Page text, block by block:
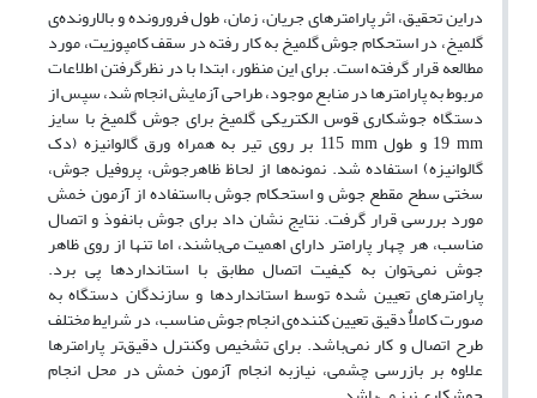
دراین تحقیق، اثر پارامترهای جریان، زمان، طول فرورونده و بالارونده‌ی
گلمیخ، در استحکام جوش گلمیخ به کار رفته در سقف کامپوزیت، مورد
مطالعه قرار گرفته است. برای این منظور، ابتدا با در نظرگرفتن اطلاعات
مربوط به پارامترها در منابع موجود، طراحی آزمایش انجام شد، سپس از
دستگاه جوشکاری قوس الکتریکی گلمیخ برای جوش گلمیخ با سایز
mm19 و طول mm 115 بر روی تیر به همراه ورق گالوانیزه (دک
گالوانیزه) استفاده شد. نمونه‌ها از لحاظ ظاهرجوش، پروفیل جوش،
سختی سطح مقطع جوش و استحکام جوش بااستفاده از آزمون خمش
مورد بررسی قرار گرفت. نتایج نشان داد برای جوش بانفوذ و اتصال
مناسب، هر چهار پارامتر دارای اهمیت می‌باشند، اما تنها از روی ظاهر
جوش نمی‌توان به کیفیت اتصال مطابق با استانداردها پی برد.
پارامترهای تعیین شده توسط استانداردها و سازندگان دستگاه به
صورت کاملاٌ دقیق تعیین کننده‌ی انجام جوش مناسب، در شرایط مختلف
طرح اتصال و کار نمی‌باشد. برای تشخیص وکنترل دقیق‌تر پارامترها
علاوه بر بازرسی چشمی، نیازبه انجام آزمون خمش در محل انجام